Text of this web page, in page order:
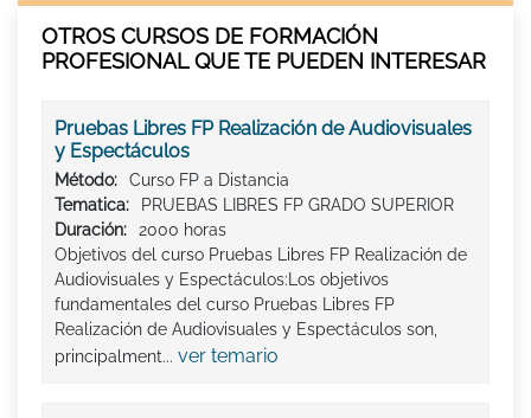
OTROS CURSOS DE FORMACIÓN
PROFESIONAL QUE TE PUEDEN INTERESAR
Pruebas Libres FP Realización de Audiovisuales
y Espectáculos
Método:
Curso FP a Distancia
Tematica:
PRUEBAS LIBRES FP GRADO SUPERIOR
Duración:
2000 horas
Objetivos del curso Pruebas Libres FP Realización de
Audiovisuales y Espectáculos:Los objetivos
fundamentales del curso Pruebas Libres FP
Realización de Audiovisuales y Espectáculos son,
principalment... ver temario